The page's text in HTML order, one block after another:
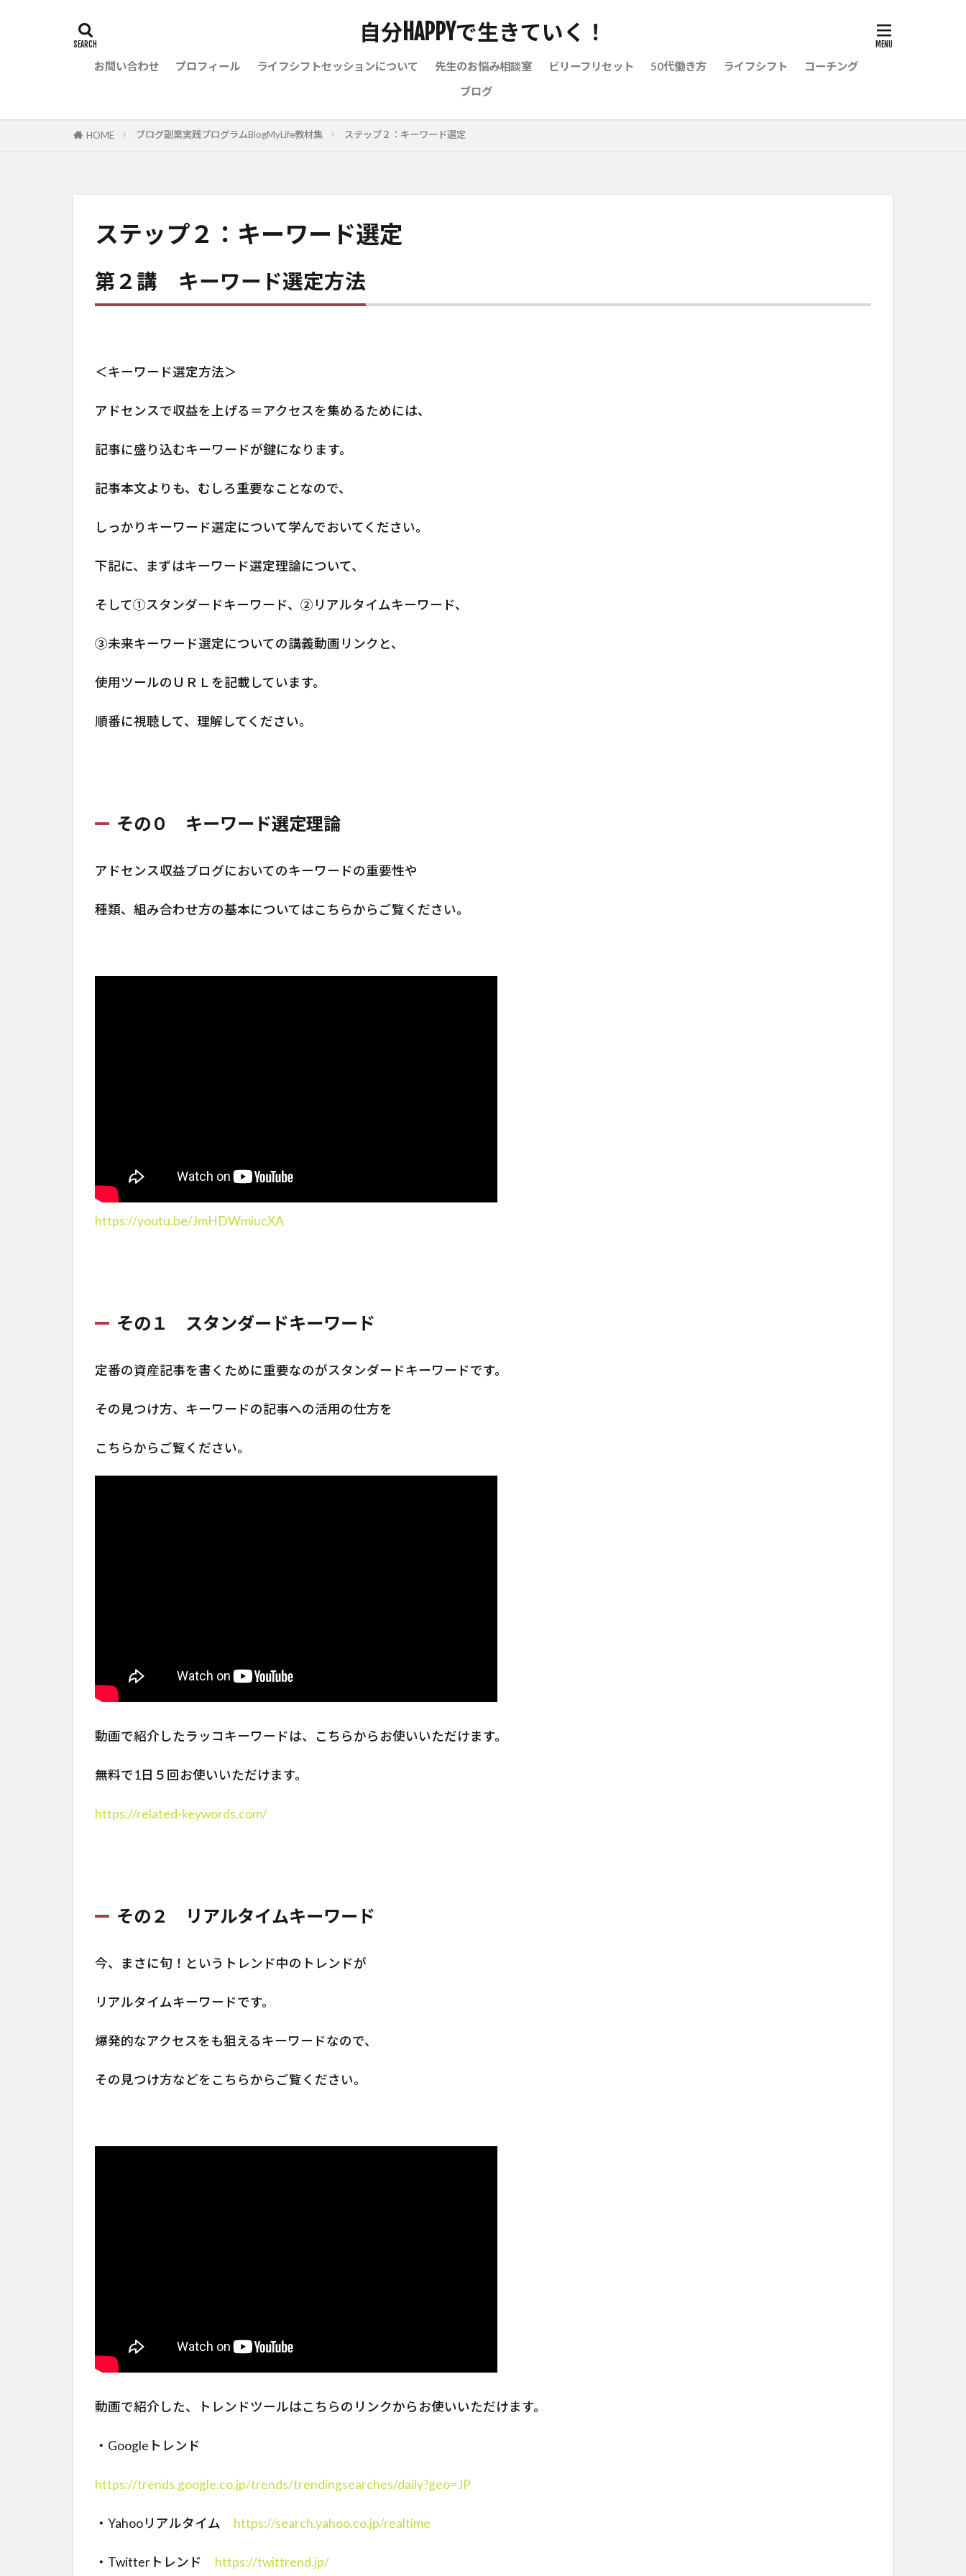
自分HAPPYで生きていく！
お問い合わせ プロフィール ライフシフトセッションについて 先生のお悩み相談室 ビリーフリセット 50代働き方 ライフシフト
コーチング
ブログ
HOME ブログ副業実践プログラムBlogMyLife教材集 ステップ２：キーワード選定
ステップ２：キーワード選定
第２講 キーワード選定方法
＜キーワード選定方法＞
アドセンスで収益を上げる＝アクセスを集めるためには、
記事に盛り込むキーワードが鍵になります。
記事本文よりも、むしろ重要なことなので、
しっかりキーワード選定について学んでおいてください。
下記に、まずはキーワード選定理論について、
そして①スタンダードキーワード、②リアルタイムキーワード、
③未来キーワード選定についての講義動画リンクと、
使用ツールのＵＲＬを記載しています。
順番に視聴して、理解してください。
その０ キーワード選定理論
アドセンス収益ブログにおいてのキーワードの重要性や
種類、組み合わせ方の基本についてはこちらからご覧ください。
https://youtu.be/JmHDWmiucXA
その１ スタンダードキーワード
定番の資産記事を書くために重要なのがスタンダードキーワードです。
その見つけ方、キーワードの記事への活用の仕方を
こちらからご覧ください。
動画で紹介したラッコキーワードは、こちらからお使いいただけます。
無料で1日５回お使いいただけます。
https://related-keywords.com/
その２ リアルタイムキーワード
今、まさに旬！というトレンド中のトレンドが
リアルタイムキーワードです。
爆発的なアクセスをも狙えるキーワードなので、
その見つけ方などをこちらからご覧ください。
動画で紹介した、トレンドツールはこちらのリンクからお使いいただけます。
・Googleトレンド
https://trends.google.co.jp/trends/trendingsearches/daily?geo=JP
・Yahooリアルタイム https://search.yahoo.co.jp/realtime
・Twitterトレンド https://twittrend.jp/